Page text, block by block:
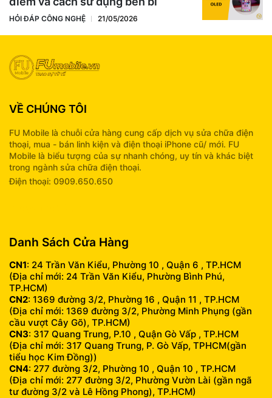
HỎI ĐÁP CÔNG NGHỆ 21/05/2026
VỀ CHÚNG TÔI
FU Mobile là chuỗi cửa hàng cung cấp dịch vụ sửa chữa điện
thoại, mua - bán linh kiện và điện thoại iPhone cũ/ mới. FU
Mobile là biểu tượng của sự nhanh chóng, uy tín và khác biệt
trong ngành sửa chữa điện thoại.
Điện thoại: 0909.650.650
Danh Sách Cửa Hàng
CN1: 24 Trần Văn Kiểu, Phường 10 , Quận 6 , TP.HCM
(Địa chỉ mới: 24 Trần Văn Kiểu, Phường Bình Phú,
TP.HCM)
CN2: 1369 đường 3/2, Phường 16 , Quận 11 , TP.HCM
(Địa chỉ mới: 1369 đường 3/2, Phường Minh Phụng (gần
cầu vượt Cây Gõ), TP.HCM)
CN3: 317 Quang Trung, P.10 , Quận Gò Vấp , TP.HCM
(Địa chỉ mới: 317 Quang Trung, P. Gò Vấp, TPHCM(gần
tiểu học Kim Đồng))
CN4: 277 đường 3/2, Phường 10 , Quận 10 , TP.HCM
(Địa chỉ mới: 277 đường 3/2, Phường Vườn Lài (gần ngã
tư đường 3/2 và Lê Hồng Phong), TP.HCM)